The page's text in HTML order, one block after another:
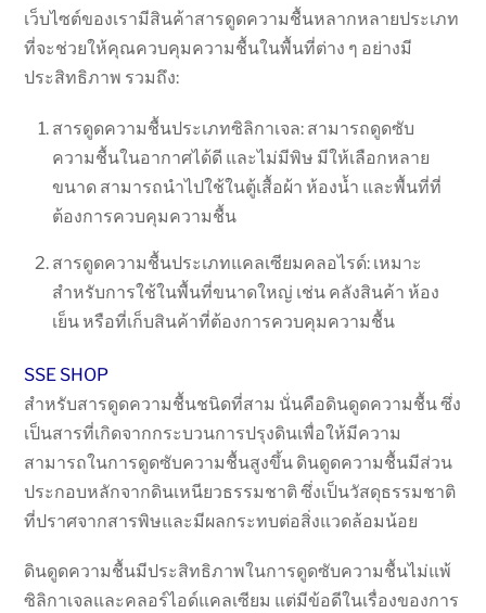
เว็บไซต์ของเรามีสินค้าสารดูดความชื้นหลากหลายประเภท
ที่จะช่วยให้คุณควบคุมความชื้นในพื้นที่ต่าง ๆ อย่างมี
ประสิทธิภาพ รวมถึง:
สารดูดความชื้นประเภทซิลิกาเจล: สามารถดูดซับ
ความชื้นในอากาศได้ดี และไม่มีพิษ มีให้เลือกหลาย
ขนาด สามารถนำไปใช้ในตู้เสื้อผ้า ห้องน้ำ และพื้นที่ที่
ต้องการควบคุมความชื้น
สารดูดความชื้นประเภทแคลเซียมคลอไรด์: เหมาะ
สำหรับการใช้ในพื้นที่ขนาดใหญ่ เช่น คลังสินค้า ห้อง
เย็น หรือที่เก็บสินค้าที่ต้องการควบคุมความชื้น
SSE SHOP
สำหรับสารดูดความชื้นชนิดที่สาม นั่นคือดินดูดความชื้น ซึ่ง
เป็นสารที่เกิดจากกระบวนการปรุงดินเพื่อให้มีความ
สามารถในการดูดซับความชื้นสูงขึ้น ดินดูดความชื้นมีส่วน
ประกอบหลักจากดินเหนียวธรรมชาติ ซึ่งเป็นวัสดุธรรมชาติ
ที่ปราศจากสารพิษและมีผลกระทบต่อสิ่งแวดล้อมน้อย
ดินดูดความชื้นมีประสิทธิภาพในการดูดซับความชื้นไม่แพ้
ซิลิกาเจลและคลอร์ไอด์แคลเซียม แต่มีข้อดีในเรื่องของการ